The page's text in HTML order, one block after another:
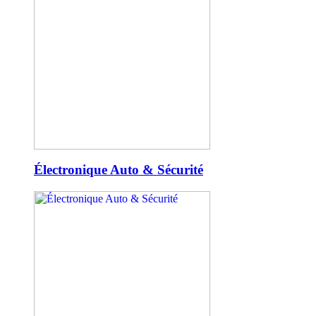
Électronique Auto & Sécurité